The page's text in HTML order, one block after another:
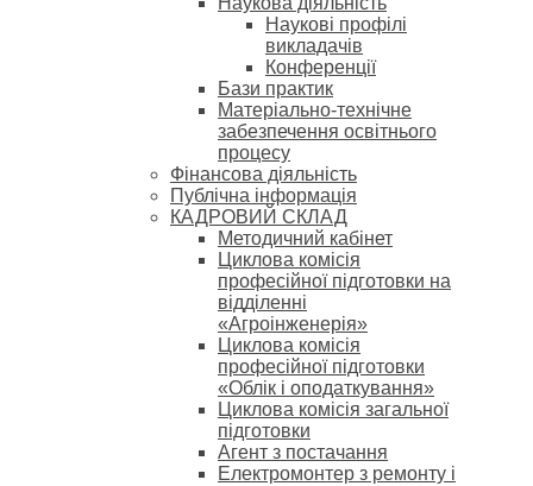
Наукові профілі
викладачів
Конференції
Бази практик
Матеріально-технічне
забезпечення освітнього
процесу
Фінансова діяльність
Публічна інформація
КАДРОВИЙ СКЛАД
Методичний кабінет
Циклова комісія
професійної підготовки на
відділенні
«Агроінженерія»
Циклова комісія
професійної підготовки
«Облік і оподаткування»
Циклова комісія загальної
підготовки
Агент з постачання
Електромонтер з ремонту і